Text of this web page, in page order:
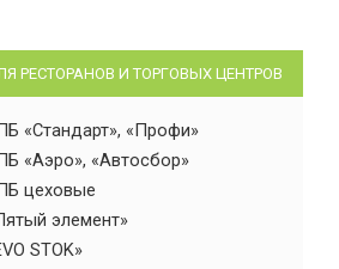
РЕСТОРАНОВ И ТОРГОВЫХ ЦЕНТРОВ
«Стандарт», «Профи»
«Аэро», «Автосбор»
цеховые
элемент»
STOK»